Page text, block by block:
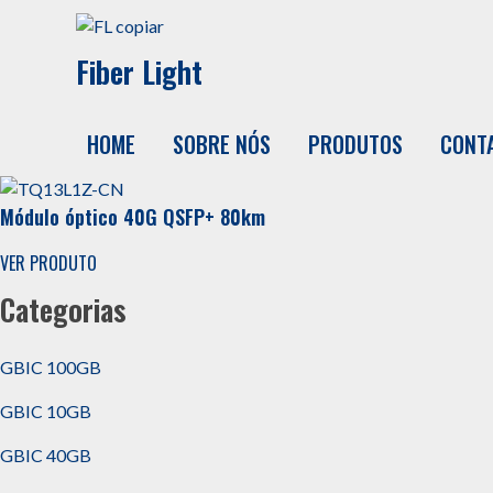
Fiber Light
HOME SOBRE NÓS PRODUTOS
Módulo óptico 40G QSFP+ 80km
VER PRODUTO
Categorias
GBIC 100GB
GBIC 10GB
GBIC 40GB